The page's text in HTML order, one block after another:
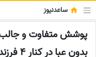
ساعدنیوز
پوشش متفاوت و جالب
بدون عبا در کنار 4 فرزند پسرشان+عکس